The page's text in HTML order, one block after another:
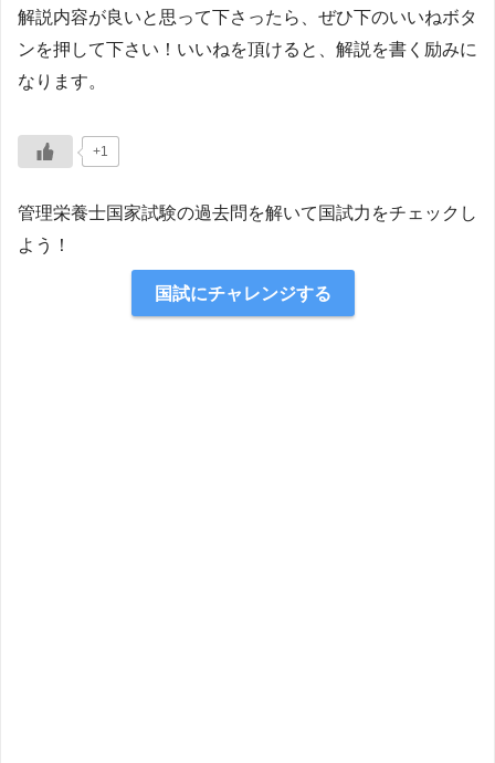
解説内容が良いと思って下さったら、ぜひ下のいいねボタ
ンを押して下さい！いいねを頂けると、解説を書く励みに
なります。
+1
管理栄養士国家試験の過去問を解いて国試力をチェックし
よう！
国試にチャレンジする